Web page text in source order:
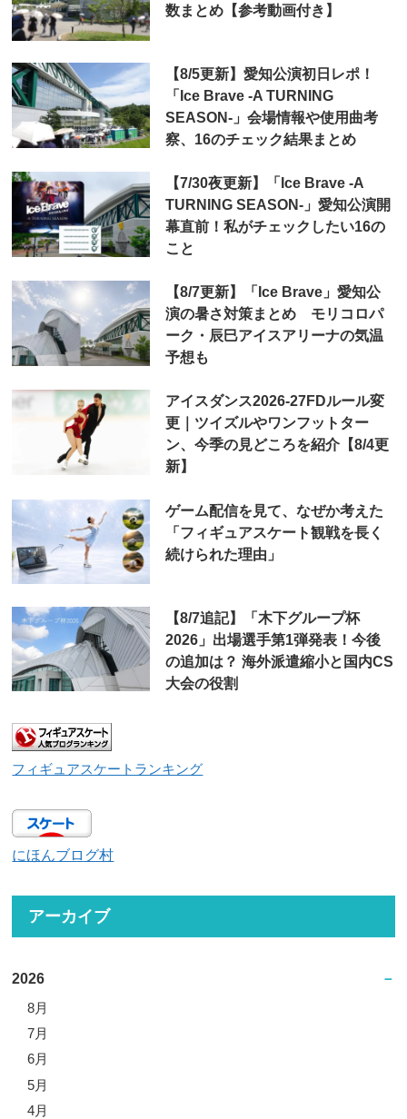
数まとめ【参考動画付き】
【8/5更新】愛知公演初日レポ！
「Ice Brave -A TURNING
SEASON-」会場情報や使用曲考
察、16のチェック結果まとめ
【7/30夜更新】「Ice Brave -A
TURNING SEASON-」愛知公演開
幕直前！私がチェックしたい16の
こと
【8/7更新】「Ice Brave」愛知公
演の暑さ対策まとめ モリコロパ
ーク・辰巳アイスアリーナの気温
予想も
アイスダンス2026-27FDルール変
更｜ツイズルやワンフットター
ン、今季の見どころを紹介【8/4更
新】
ゲーム配信を見て、なぜか考えた
「フィギュアスケート観戦を長く
続けられた理由」
【8/7追記】「木下グループ杯
2026」出場選手第1弾発表！今後
の追加は？ 海外派遣縮小と国内CS
大会の役割
フィギュアスケートランキング
にほんブログ村
アーカイブ
2026
8月
7月
6月
5月
4月